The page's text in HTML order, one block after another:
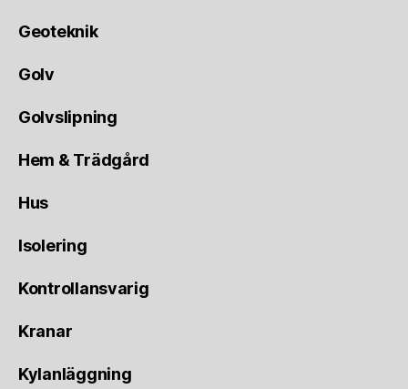
Geoteknik
Golv
Golvslipning
Hem & Trädgård
Hus
Isolering
Kontrollansvarig
Kranar
Kylanläggning